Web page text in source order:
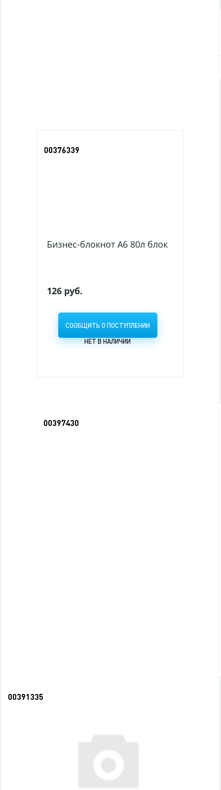
00376339
Бизнес-блокнот А6 80л блок клетка тв.
126 руб.
СООБЩИТЬ О ПОСТУПЛЕНИИ
НЕТ В НАЛИЧИИ
00397430
00391335